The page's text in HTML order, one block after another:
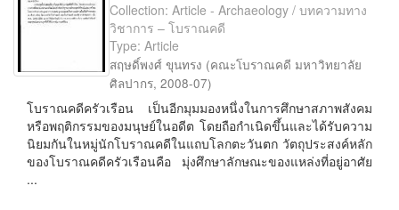
Collection: Article - Archaeology / บทความทาง
วิชาการ – โบราณคดี
Type: Article
สฤษดิ์พงศ์ ขุนทรง (คณะโบราณคดี มหาวิทยาลัย
ศิลปากร, 2008-07)
โบราณคดีครัวเรือน เป็นอีกมุมมองหนึ่งในการศึกษาสภาพสังคม
หรือพฤติกรรมของมนุษย์ในอดีต โดยถือกำเนิดขึ้นและได้รับความ
นิยมกันในหมู่นักโบราณคดีในแถบโลกตะวันตก วัตถุประสงค์หลัก
ของโบราณคดีครัวเรือนคือ มุ่งศึกษาลักษณะของแหล่งที่อยู่อาศัย
...